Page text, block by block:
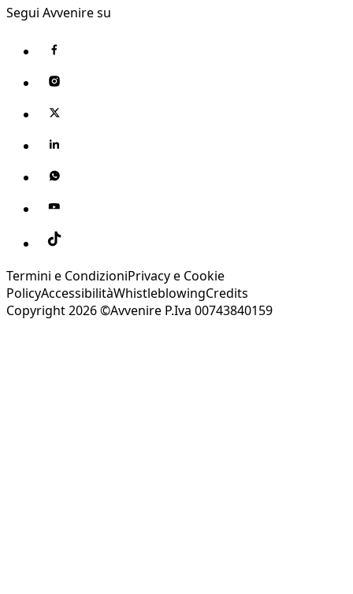
Segui Avvenire su
Termini e CondizioniPrivacy e Cookie
PolicyAccessibilitàWhistleblowingCredits
Copyright 2026 ©Avvenire P.Iva 00743840159